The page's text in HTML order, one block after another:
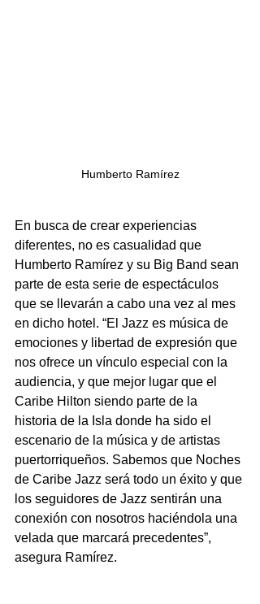
Humberto Ramírez
En busca de crear experiencias
diferentes, no es casualidad que
Humberto Ramírez y su Big Band sean
parte de esta serie de espectáculos
que se llevarán a cabo una vez al mes
en dicho hotel. “El Jazz es música de
emociones y libertad de expresión que
nos ofrece un vínculo especial con la
audiencia, y que mejor lugar que el
Caribe Hilton siendo parte de la
historia de la Isla donde ha sido el
escenario de la música y de artistas
puertorriqueños. Sabemos que Noches
de Caribe Jazz será todo un éxito y que
los seguidores de Jazz sentirán una
conexión con nosotros haciéndola una
velada que marcará precedentes”,
asegura Ramírez.